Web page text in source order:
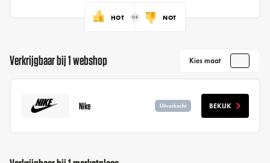
HOT NOT
Verkrijgbaar bij 1 webshop Kies maat
Nike Uitverkocht BEKIJK